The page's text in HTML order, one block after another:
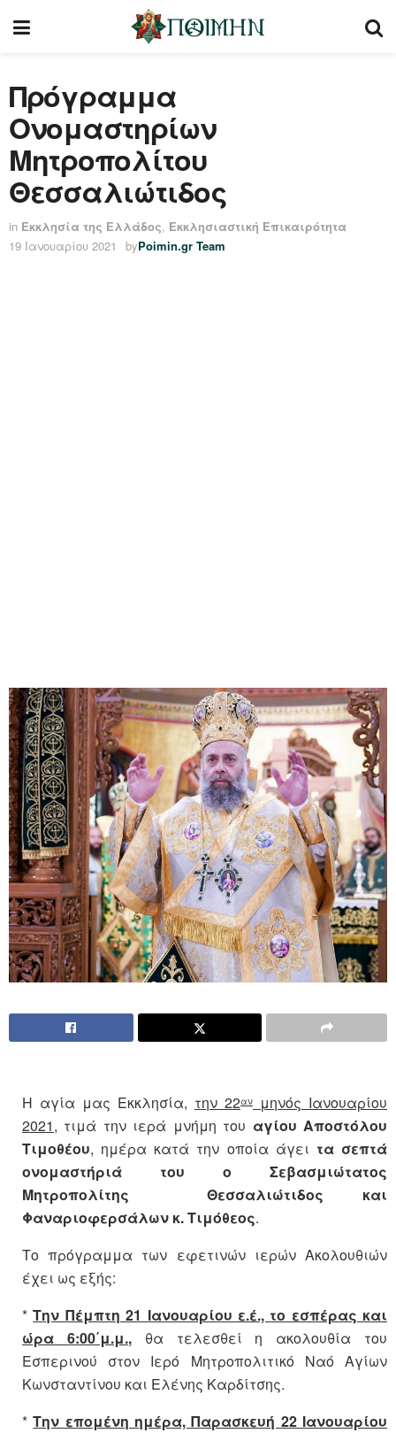
Πρόγραμμα
Ονομαστηρίων
Μητροπολίτου
Θεσσαλιώτιδος
in Εκκλησία της Ελλάδος, Εκκλησιαστική Επικαιρότητα
19 Ιανουαρίου 2021
byPoimin.gr Team
Η αγία μας Εκκλησία, την 22αν
μηνός Ιανουαρίου
2021, τιμά την ιερά μνήμη του αγίου Αποστόλου
Τιμοθέου, ημέρα κατά την οποία άγει τα σεπτά
ονομαστήριά του ο Σεβασμιώτατος
Μητροπολίτης Θεσσαλιώτιδος και
Φαναριοφερσάλων κ. Τιμόθεος.
Το πρόγραμμα των εφετινών ιερών Ακολουθιών
έχει ως εξής:
*Την Πέμπτη 21 Ιανουαρίου ε.έ., το εσπέρας και
ώρα 6:00΄μ.μ., θα τελεσθεί η ακολουθία του
Εσπερινού στον Ιερό Μητροπολιτικό Ναό Αγίων
Κωνσταντίνου και Ελένης Καρδίτσης.
*Την επομένη ημέρα, Παρασκευή 22 Ιανουαρίου